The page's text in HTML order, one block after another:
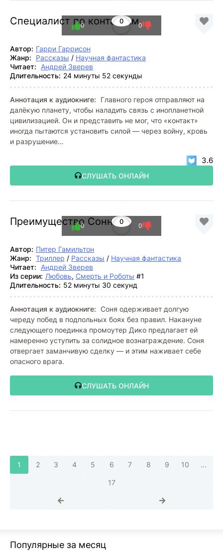
Специалист по контактам
0
0 0
Автор: Гарри Гаррисон
Жанр:
Рассказы / Научная фантастика
Читает:
Андрей Зверев
Длительность: 24 минуты 52 секунды
Аннотация к аудиокниге:
Главного героя отправляют на
далёкую планету, чтобы наладить связь с инопланетной
цивилизацией. Он и представить не мог, что «контакт»
иногда пытаются установить силой — через войну, кровь
и разрушение…
СЛУШАТЬ ОНЛАЙН
3.6
Преимущество Сонни0
0 0
Автор: Питер Гамильтон
Жанр: Триллер / Рассказы / Научная фантастика
Читает:
Андрей Зверев
Из серии: Любовь, Смерть и Роботы #1
Длительность: 52 минуты 30 секунд
Аннотация к аудиокниге: Соня одерживает долгую
череду побед в подпольных боях без правил. Накануне
следующего поединка промоутер Дико предлагает ей
намеренно уступить за солидное вознаграждение. Соня
отвергает заманчивую сделку — и этим наживает себе
опасного врага.
СЛУШАТЬ ОНЛАЙН
1 2 3 4 5 6 7 8 9 10 ...
17
Популярные за месяц